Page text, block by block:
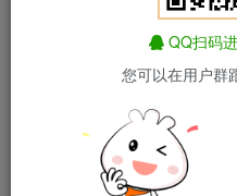
------正文内容展示
抖音App是全球最受欢迎的
版2023最新版下载,抖音安
手(Destiny模块)抖音去广告
QQ扫码
您可以在用户群